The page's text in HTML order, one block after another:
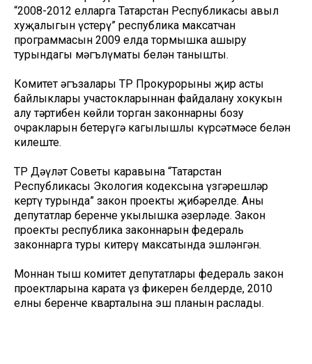
“2008-2012 елларга Татарстан Республикасы авыл
хуҗалыгын үстерү” республика максатчан
программасын 2009 елда тормышка ашыру
турындагы мәгълүматы белән танышты.
Комитет әгъзалары ТР Прокурорының җир асты
байлыклары участокларыннан файдалану хокукын
алу тәртибен көйли торган законнарны бозу
очракларын бетерүгә кагылышлы күрсәтмәсе белән
килеште.
ТР Дәүләт Советы каравына “Татарстан
Республикасы Экология кодексына үзгәрешләр
кертү турында” закон проекты җибәрелде. Аны
депутатлар беренче укылышка әзерләде. Закон
проекты республика законнарын федераль
законнарга туры китерү максатында эшләнгән.
Моннан тыш комитет депутатлары федераль закон
проектларына карата үз фикерен белдерде, 2010
елның беренче кварталына эш планын раслады.